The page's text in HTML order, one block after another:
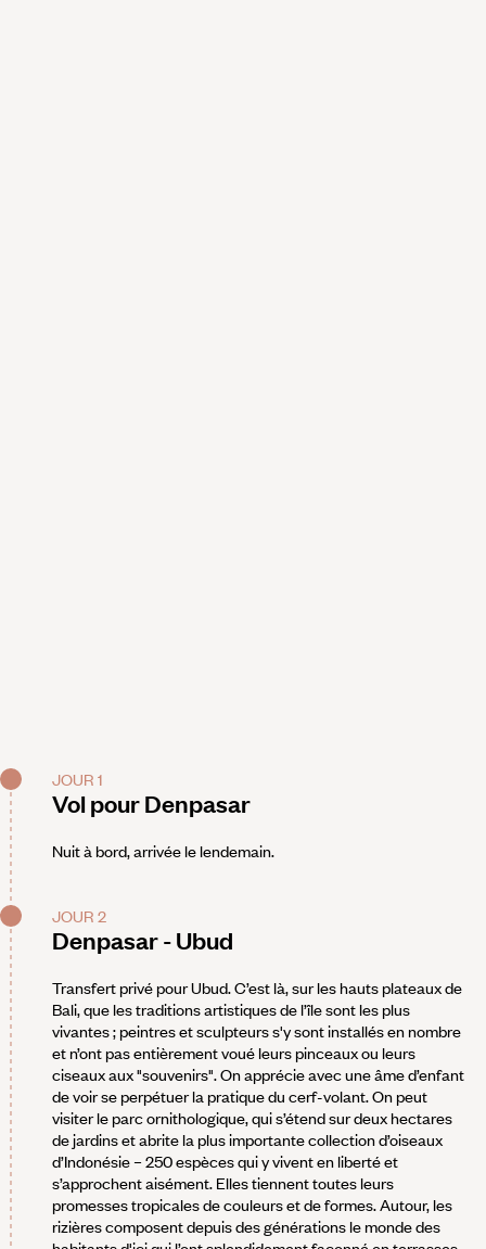
JOUR 1
Vol pour Denpasar
Nuit à bord, arrivée le lendemain.
JOUR 2
Denpasar - Ubud
Transfert privé pour Ubud. C’est là, sur les hauts plateaux de
Bali, que les traditions artistiques de l’île sont les plus
vivantes ; peintres et sculpteurs s'y sont installés en nombre
et n’ont pas entièrement voué leurs pinceaux ou leurs
ciseaux aux "souvenirs". On apprécie avec une âme d’enfant
de voir se perpétuer la pratique du cerf-volant. On peut
visiter le parc ornithologique, qui s’étend sur deux hectares
de jardins et abrite la plus importante collection d’oiseaux
d’Indonésie – 250 espèces qui y vivent en liberté et
s’approchent aisément. Elles tiennent toutes leurs
promesses tropicales de couleurs et de formes. Autour, les
rizières composent depuis des générations le monde des